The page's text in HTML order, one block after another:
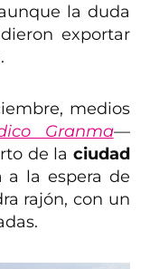
la duda
exportar
medios
Granma—
de la ciudad
a la espera de
rajón, con un